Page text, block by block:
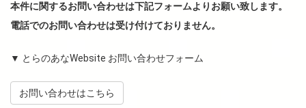
本件に関するお問い合わせは下記フォームよりお願い致します。
電話でのお問い合わせは受け付けておりません。
▼ とらのあなWebsite お問い合わせフォーム
お問い合わせはこちら